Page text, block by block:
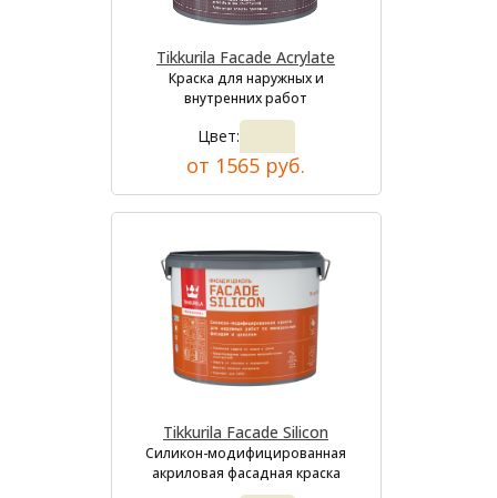
Tikkurila Facade Acrylate
Краска для наружных и
внутренних работ
Цвет:
от 1565 руб.
Tikkurila Facade Silicon
Силикон-модифицированная
акриловая фасадная краска